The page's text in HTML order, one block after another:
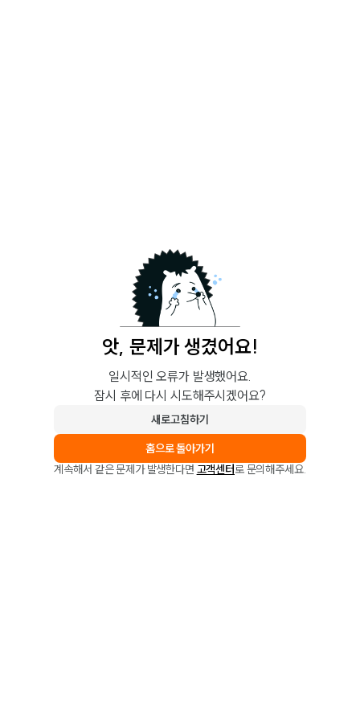
앗, 문제가 생겼어요!
일시적인 오류가 발생했어요.
잠시 후에 다시 시도해주시겠어요?
새로고침하기
홈으로 돌아가기
계속해서 같은 문제가 발생한다면 고객센터로 문의해주세요.